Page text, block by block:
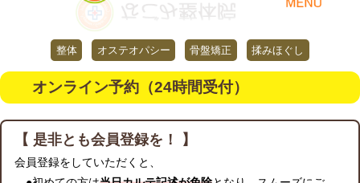
整体 オステオパシー 骨盤矯正 揉みほぐし
オンライン予約（24時間受付）
【 是非とも会員登録を！ 】
会員登録をしていただくと、